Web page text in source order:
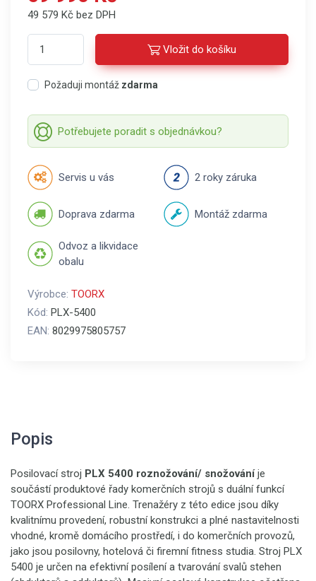
49 579 Kč bez DPH
Vložit do košíku
Požaduji montáž zdarma
Potřebujete poradit s objednávkou?
Servis u vás 2 roky záruka
Doprava zdarma Montáž zdarma
Odvoz a likvidace
obalu
Výrobce: TOORX
Kód: PLX-5400
EAN: 8029975805757
Popis
Posilovací stroj PLX 5400 roznožování/ snožováníje
součástí produktové řady komerčních strojů s duální funkcí
TOORX Professional Line. Trenažéry z této edice jsou díky
kvalitnímu provedení, robustní konstrukci a plné nastavitelnosti
vhodné, kromě domácího prostředí, i do komerčních provozů,
jako jsou posilovny, hotelová či firemní fitness studia. Stroj PLX
5400 je určen na efektivní posílení a tvarování svalů stehen